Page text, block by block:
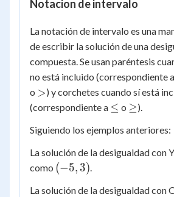
Notacion de intervalo
La notación de intervalo es una
de escribir la solución de una
compuesta. Se usan paréntesis
no está incluido (correspondiente
o >
>) y corchetes cuando sí está
(correspondiente a \le
≤ o \ge
≥).
Siguiendo los ejemplos anteriores:
La solución de la desigualdad con
como (-5,
(−5, 3).
La solución de la desigualdad con